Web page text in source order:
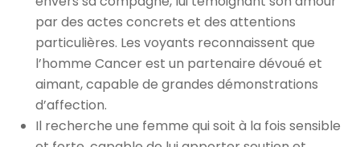
par des actes concrets et des attentions
particulières. Les voyants reconnaissent que
l’homme Cancer est un partenaire dévoué et
aimant, capable de grandes démonstrations
d’affection.
Il recherche une femme qui soit à la fois sensible